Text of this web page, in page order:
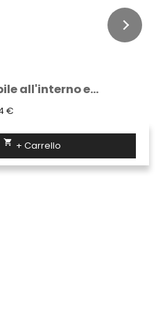
all'interno e...
€
 + Carrello